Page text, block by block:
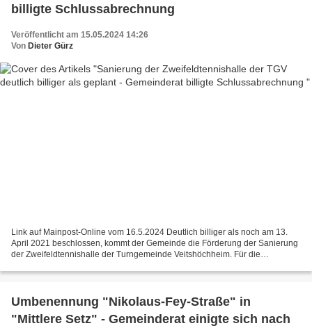
billigte Schlussabrechnung
Veröffentlicht am 15.05.2024 14:26
Von Dieter Gürz
Link auf Mainpost-Online vom 16.5.2024 Deutlich billiger als noch am 13.
April 2021 beschlossen, kommt der Gemeinde die Förderung der Sanierung
der Zweifeldtennishalle der Turngemeinde Veitshöchheim. Für die
Umbenennung "Nikolaus-Fey-Straße" in
"Mittlere Setz" - Gemeinderat einigte sich nach